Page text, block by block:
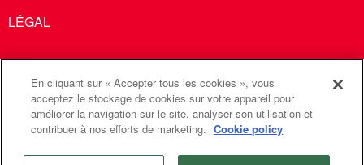
LÉGAL
United Methodist Communications est une agence de l'Église
Méthodiste Unie
Communications Méthodistes Unies. Tous droits
réservés
En cliquant sur « Accepter tous les cookies », vous
acceptez le stockage de cookies sur votre appareil pour
améliorer la navigation sur le site, analyser son utilisation et
contribuer à nos efforts de marketing. Cookie policy